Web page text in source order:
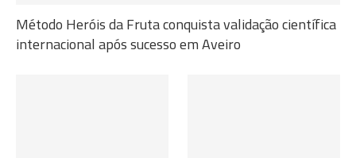
Método Heróis da Fruta conquista validação científica
internacional após sucesso em Aveiro